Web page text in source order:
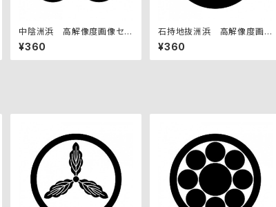
中陰洲浜 高解像度画像セッ
ト
¥360
石持地抜洲浜 高解像度画
像セット
¥360